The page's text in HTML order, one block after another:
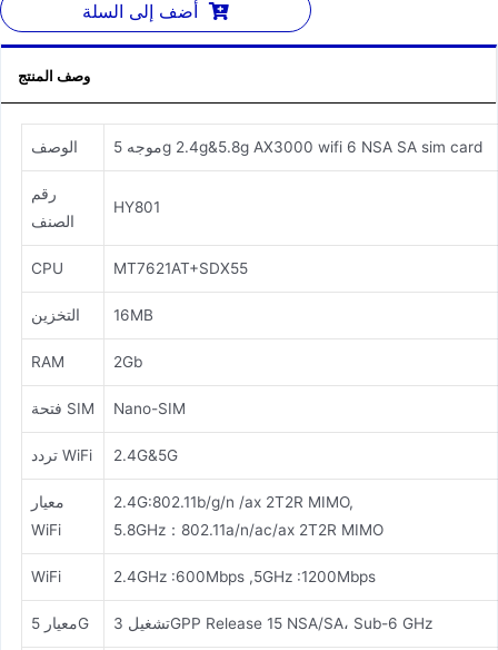
أضف إلى السلة
وصف المنتج
الوصف موجه 5g 2.4g&5.8g AX3000 wifi 6 NSA SA sim card
رقم
الصنف
HY801
CPU MT7621AT+SDX55
التخزين 16MB
RAM 2Gb
فتحة SIM Nano-SIM
تردد WiFi 2.4G&5G
معيار
WiFi
2.4G:802.11b/g/n /ax 2T2R MIMO,
5.8GHz：802.11a/n/ac/ax 2T2R MIMO
WiFi 2.4GHz :600Mbps ,5GHz :1200Mbps
معيار 5G تشغيل 3GPP Release 15 NSA/SA، Sub-6 GHz